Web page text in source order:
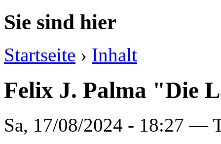
Sie sind hier
Startseite › Inhalt
Felix J. Palma "Die
Sa, 17/08/2024 - 18:27 —